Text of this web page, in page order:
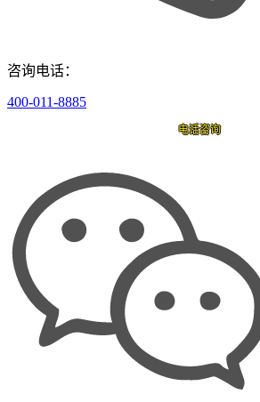
咨询电话：
400-011-8885
电话咨询